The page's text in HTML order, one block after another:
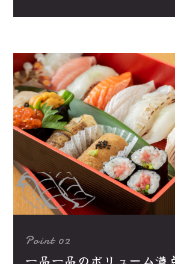
Point 02
一品一品のボリューム満